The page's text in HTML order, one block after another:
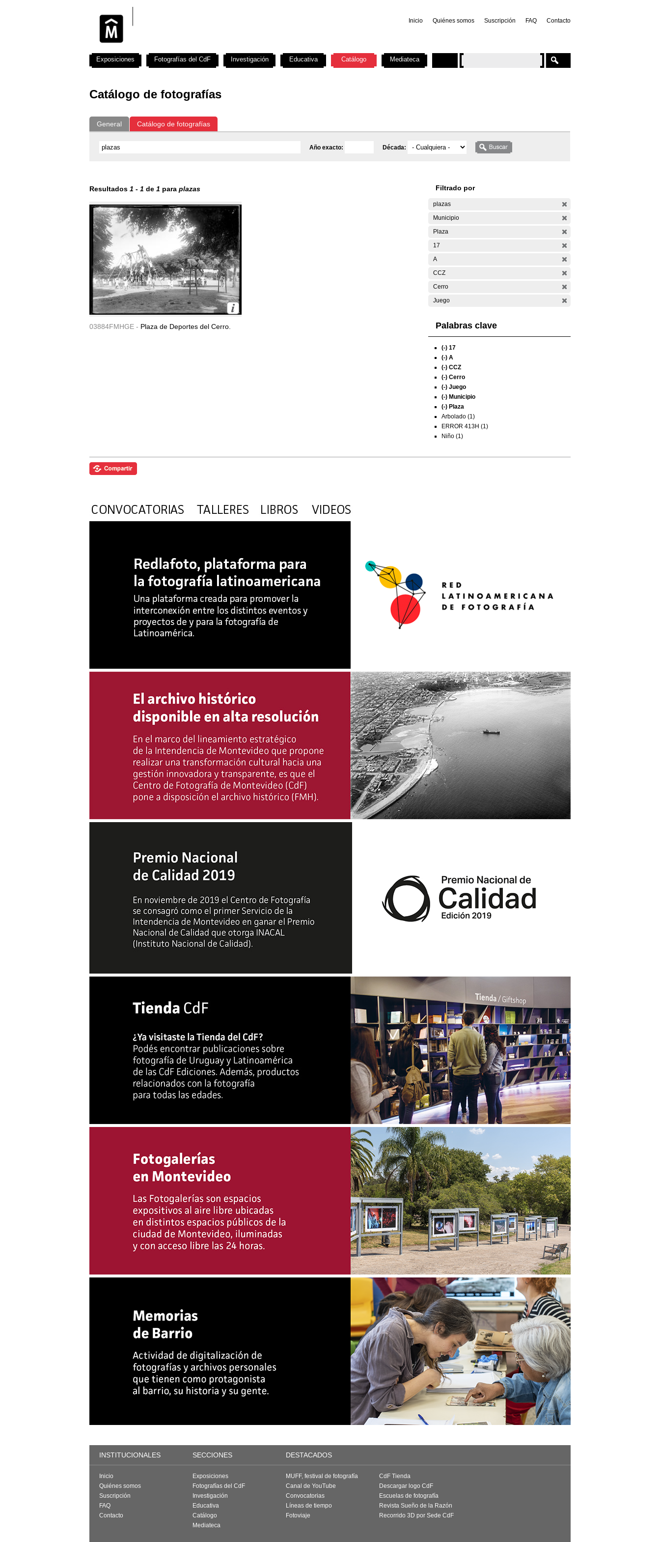
Inicio Quiénes somos Suscripción FAQ Contacto
Catálogo de fotografías
General Catálogo de fotografías
Año exacto: Década:
Resultados 1 - 1 de 1 para plazas
03884FMHGE - Plaza de Deportes del Cerro.
Filtrado por
plazas
Municipio
Plaza
17
A
CCZ
Cerro
Juego
Palabras clave
(-) 17
(-) A
(-) CCZ
(-) Cerro
(-) Juego
(-) Municipio
(-) Plaza
Arbolado (1)
ERROR 413H (1)
Niño (1)
Exposiciones Fotografías del CdF Investigación Educativa Catálogo Mediateca
INSTITUCIONALES SECCIONES DESTACADOS
Inicio
Quiénes somos
Suscripción
FAQ
Contacto
Exposiciones
Fotografías del CdF
Investigación
Educativa
Catálogo
Mediateca
MUFF, festival de fotografía
Canal de YouTube
Convocatorias
Líneas de tiempo
Fotoviaje
CdF Tienda
Descargar logo CdF
Escuelas de fotografía
Revista Sueño de la Razón
Recorrido 3D por Sede CdF